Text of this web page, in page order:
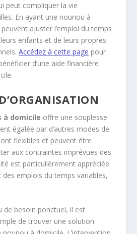
peut compliquer la vie
En ayant une nounou à
ajuster l’emploi du temps
enfants et de leurs propres
Accédez à cette page pour
d’une aide financière
à domicile offre une souplesse
égalée par d’autres modes de
flexibles et peuvent être
aux contraintes imprévues des
est particulièrement appréciée
emplois du temps variables,
de besoin ponctuel, il est
de trouver une solution